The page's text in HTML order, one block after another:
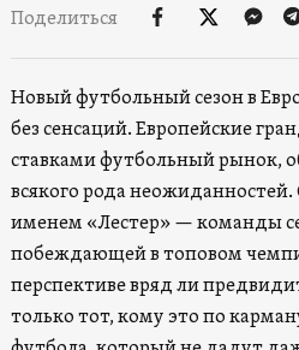
Поделиться
Новый футбольный сезон в
без сенсаций. Европейские
ставками футбольный рынок,
всякого рода
именем «Лестер» — команды
побеждающей в топовом
перспективе вряд ли
только тот, кому это по